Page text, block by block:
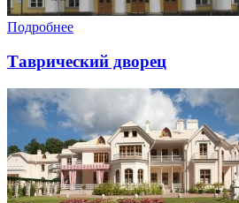
Подробнее
Таврический дворец